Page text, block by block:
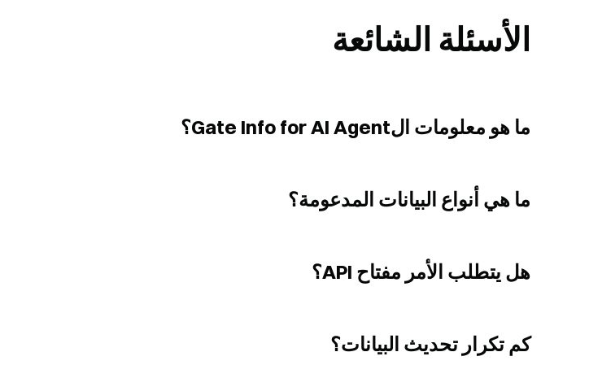
الأسئلة الشائعة
ما هو معلومات الGate Info for AI Agent؟
ما هي أنواع البيانات المدعومة؟
هل يتطلب الأمر مفتاح API؟
كم تكرار تحديث البيانات؟